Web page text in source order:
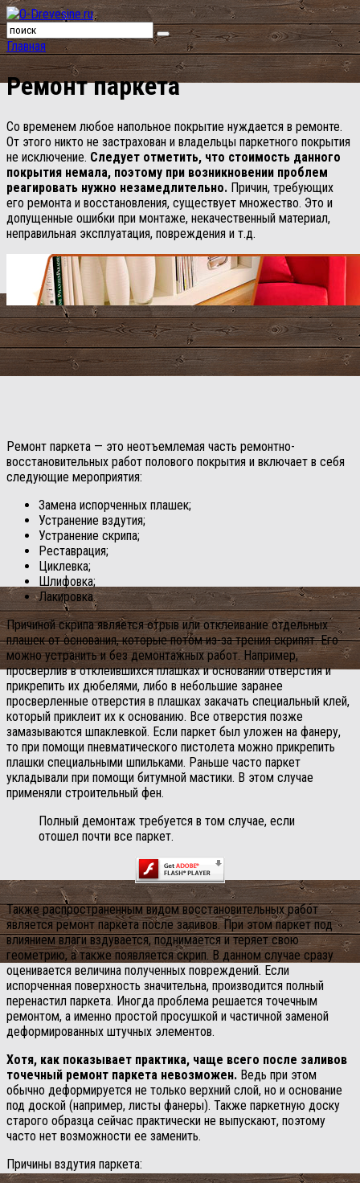
Главная
Ремонт паркета
Со временем любое напольное покрытие нуждается в ремонте.
От этого никто не застрахован и владельцы паркетного покрытия
не исключение. Следует отметить, что стоимость данного
покрытия немала, поэтому при возникновении проблем
реагировать нужно незамедлительно. Причин, требующих
его ремонта и восстановления, существует множество. Это и
допущенные ошибки при монтаже, некачественный материал,
неправильная эксплуатация, повреждения и т.д.
Ремонт паркета — это неотъемлемая часть ремонтно-
восстановительных работ полового покрытия и включает в себя
следующие мероприятия:
Замена испорченных плашек;
Устранение вздутия;
Устранение скрипа;
Реставрация;
Циклевка;
Шлифовка;
Лакировка.
Причиной скрипа является отрыв или отклеивание отдельных
плашек от основания, которые потом из-за трения скрипят. Его
можно устранить и без демонтажных работ. Например,
просверлив в отклеившихся плашках и основании отверстия и
прикрепить их дюбелями, либо в небольшие заранее
просверленные отверстия в плашках закачать специальный клей,
который приклеит их к основанию. Все отверстия позже
замазываются шпаклевкой. Если паркет был уложен на фанеру,
то при помощи пневматического пистолета можно прикрепить
плашки специальными шпильками. Раньше часто паркет
укладывали при помощи битумной мастики. В этом случае
применяли строительный фен.
Полный демонтаж требуется в том случае, если
отошел почти все паркет.
Также распространенным видом восстановительных работ
является ремонт паркета после заливов. При этом паркет под
влиянием влаги вздувается, поднимается и теряет свою
геометрию, а также появляется скрип. В данном случае сразу
оценивается величина полученных повреждений. Если
испорченная поверхность значительна, производится полный
перенастил паркета. Иногда проблема решается точечным
ремонтом, а именно простой просушкой и частичной заменой
деформированных штучных элементов.
Хотя, как показывает практика, чаще всего после заливов
точечный ремонт паркета невозможен. Ведь при этом
обычно деформируется не только верхний слой, но и основание
под доской (например, листы фанеры). Также паркетную доску
старого образца сейчас практически не выпускают, поэтому
часто нет возможности ее заменить.
Причины вздутия паркета: